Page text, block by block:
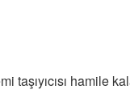
taşıyıcısı hamile